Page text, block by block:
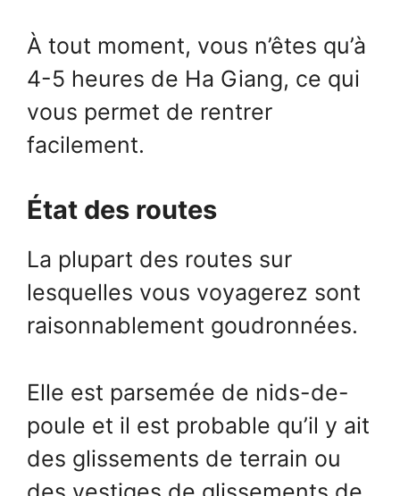
À tout moment, vous n’êtes qu’à
4-5 heures de Ha Giang, ce qui
vous permet de rentrer
facilement.
État des routes
La plupart des routes sur
lesquelles vous voyagerez sont
raisonnablement goudronnées.
Elle est parsemée de nids-de-
poule et il est probable qu’il y ait
des glissements de terrain ou